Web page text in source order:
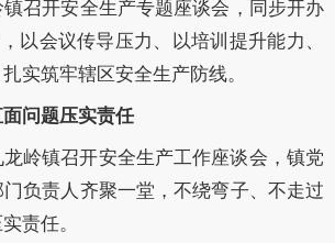
镇召开安全生产专题座谈会，同步开办
以会议传导压力、以培训提升能力、
实筑牢辖区安全生产防线。
问题压实责任
岭镇召开安全生产工作座谈会，镇党
负责人齐聚一堂，不绕弯子、不走过
责任。